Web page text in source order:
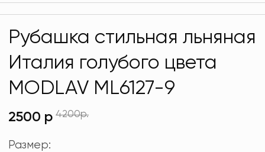
Рубашка стильная льняная
Италия голубого цвета
MODLAV ML6127-9
2500 р 4200р.
Размер: